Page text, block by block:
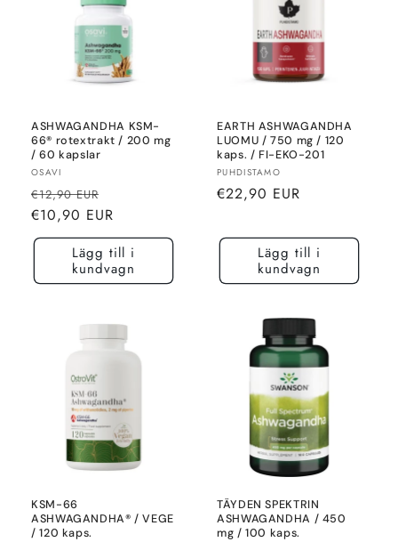
ASHWAGANDHA KSM-
66® rotextrakt / 200 mg
/ 60 kapslar
Säljare:
OSAVI
Normalt
pris
€12,90 EUR
pris
€10,90 EUR
Lägg till i
kundvagn
EARTH ASHWAGANDHA
LUOMU / 750 mg / 120
kaps. / FI-EKO-201
Säljare:
PUHDISTAMO
Normalt
€22,90 EUR
Lägg till i
kundvagn
KSM-66
ASHWAGANDHA® / VEGE
/ 120 kaps.
TÄYDEN SPEKTRIN
ASHWAGANDHA / 450
mg / 100 kaps.